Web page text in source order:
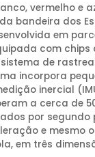
vermelho e
bandeira dos
em
com chips
de
incorpora
inercial
a cerca de
por segundo
e mesmo
em três